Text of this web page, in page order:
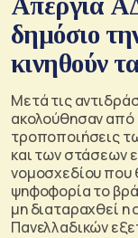
δημόσιο
κινηθούν
Μετά τις
ακολούθησαν από
τροποποιήσεις
και των στάσεων
νομοσχεδίου που
ψηφοφορία το
μη διαταραχθεί η
Πανελλαδικών